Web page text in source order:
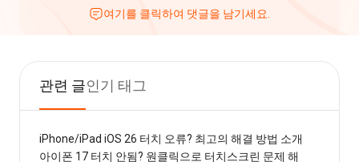
여기를 클릭하여 댓글을 남기세요.
관련 글인기 태그
iPhone/iPad iOS 26 터치 오류? 최고의 해결 방법 소개
아이폰 17 터치 안됨? 원클릭으로 터치스크린 문제 해